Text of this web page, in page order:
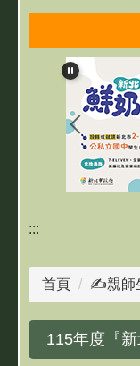
雙城團隊
最新消息
親師生研習
教育相關資
成果網站
:::
首頁 ✍親師
115年度『